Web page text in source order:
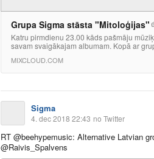
Grupa Sigma stāsta "Mitoloģijas"
Katru pirmdienu 23.00 kāds pašmāju
savam svaigākajam albumam. Kopā ar
MIXCLOUD.COM
Sigma
4. dec 2018 22:43 no Twitter
RT @beehypemusic: Alternative Latvian
@Raivis_Spalvens